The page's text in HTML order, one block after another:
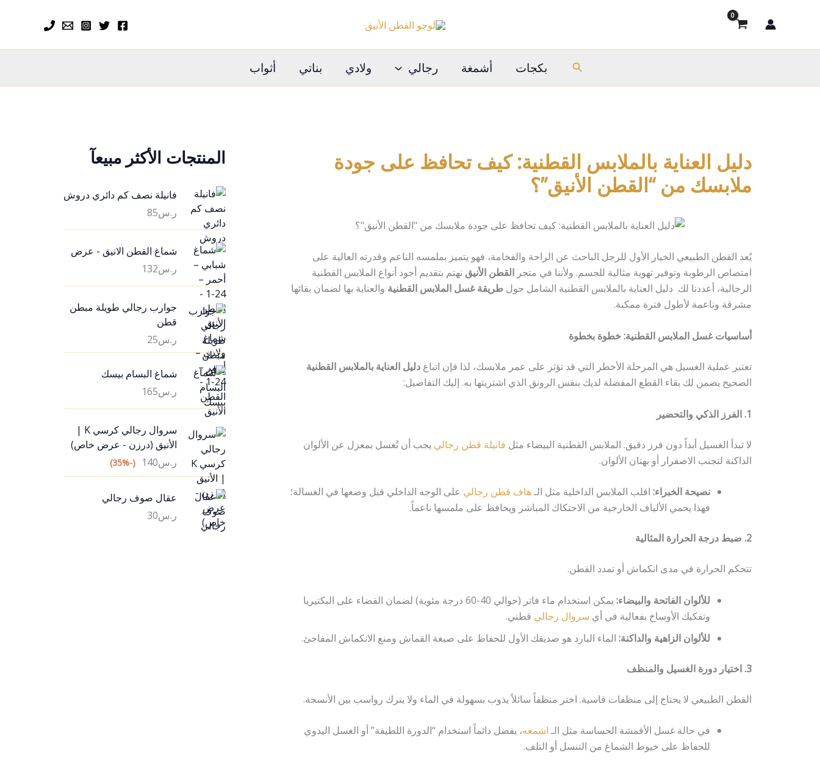
البحث بكجات أشمغة رجالي ولادي بناتي أثواب
دليل العناية بالملابس القطنية: كيف تحافظ على جودة
ملابسك من “القطن الأنيق”؟
يُعد القطن الطبيعي الخيار الأول للرجل الباحث عن الراحة والفخامة، فهو يتميز بملمسه الناعم وقدرته العالية على
امتصاص الرطوبة وتوفير تهوية مثالية للجسم. ولأننا في متجر القطن الأنيق نهتم بتقديم أجود أنواع الملابس القطنية
الرجالية، أعددنا لك دليل العناية بالملابس القطنية الشامل حول طريقة غسل الملابس القطنية والعناية بها لضمان بقائها
مشرقة وناعمة لأطول فترة ممكنة.
أساسيات غسل الملابس القطنية: خطوة بخطوة
تعتبر عملية الغسيل هي المرحلة الأخطر التي قد تؤثر على عمر ملابسك، لذا فإن اتباع دليل العناية بالملابس القطنية
الصحيح يضمن لك بقاء القطع المفضلة لديك بنفس الرونق الذي اشتريتها به. إليك التفاصيل:
1. الفرز الذكي والتحضير
لا تبدأ الغسيل أبداً دون فرز دقيق. الملابس القطنية البيضاء مثل فانيلة قطن رجالي يجب أن تُغسل بمعزل عن الألوان
الداكنة لتجنب الاصفرار أو بهتان الألوان.
نصيحة الخبراء: اقلب الملابس الداخلية مثل الـهاف قطن رجالي على الوجه الداخلي قبل وضعها في الغسالة؛
فهذا يحمي الألياف الخارجية من الاحتكاك المباشر ويحافظ على ملمسها ناعماً.
2. ضبط درجة الحرارة المثالية
تتحكم الحرارة في مدى انكماش أو تمدد القطن.
للألوان الفاتحة والبيضاء:
يمكن استخدام ماء فاتر (حوالي 40-60 درجة مئوية) لضمان القضاء على البكتيريا
وتفكيك الأوساخ بفعالية في أي سروال رجالي قطني.
للألوان الزاهية والداكنة: الماء البارد هو صديقك الأول للحفاظ على صبغة القماش ومنع الانكماش المفاجئ.
3. اختيار دورة الغسيل والمنظف
القطن الطبيعي لا يحتاج إلى منظفات قاسية. اختر منظفاً سائلاً يذوب بسهولة في الماء ولا يترك رواسب بين الأنسجة.
في حالة غسل الأقمشة الحساسة مثل الـ اشمغه، يفضل دائماً استخدام “الدورة اللطيفة” أو الغسل اليدوي
للحفاظ على خيوط الشماغ من التنسل أو التلف.
المنتجات الأكثر مبيعآ
فانيلة نصف كم دائري دروش
ر.س85
شماغ القطن الانيق - عرض
ر.س132
جوارب رجالي طويلة مبطن
قطن
ر.س25
شماغ البسام بيسك
ر.س165
سروال رجالي كرسي K |
الأنيق (درزن - عرض خاص)
ر.س140
(-35%)
عقال صوف رجالي
ر.س30